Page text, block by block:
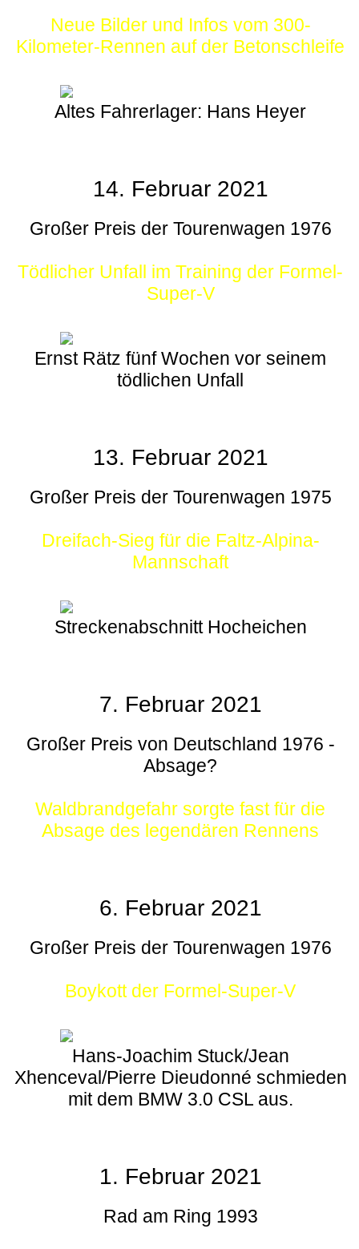
Neue Bilder und Infos vom 300-
Kilometer-Rennen auf der Betonschleife
Altes Fahrerlager: Hans Heyer
14. Februar 2021
Großer Preis der Tourenwagen 1976
Tödlicher Unfall im Training der Formel-
Super-V
Ernst Rätz fünf Wochen vor seinem
tödlichen Unfall
13. Februar 2021
Großer Preis der Tourenwagen 1975
Dreifach-Sieg für die Faltz-Alpina-
Mannschaft
Streckenabschnitt Hocheichen
7. Februar 2021
Großer Preis von Deutschland 1976 -
Absage?
Waldbrandgefahr sorgte fast für die
Absage des legendären Rennens
6. Februar 2021
Großer Preis der Tourenwagen 1976
Boykott der Formel-Super-V
Hans-Joachim Stuck/Jean
Xhenceval/Pierre Dieudonné schmieden
mit dem BMW 3.0 CSL aus.
1. Februar 2021
Rad am Ring 1993